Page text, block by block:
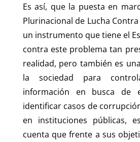
Es así, que la puesta en
Plurinacional de Lucha
un instrumento que tiene el
contra este problema tan
realidad, pero también es
la sociedad para
información en busca de
identificar casos de
en instituciones públicas,
cuenta que frente a sus